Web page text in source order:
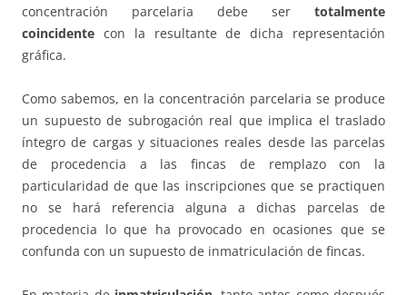
concentración parcelaria debe ser totalmente
coincidente con la resultante de dicha representación
gráfica.
Como sabemos, en la concentración parcelaria se produce
un supuesto de subrogación real que implica el traslado
íntegro de cargas y situaciones reales desde las parcelas
de procedencia a las fincas de remplazo con la
particularidad de que las inscripciones que se practiquen
no se hará referencia alguna a dichas parcelas de
procedencia lo que ha provocado en ocasiones que se
confunda con un supuesto de inmatriculación de fincas.